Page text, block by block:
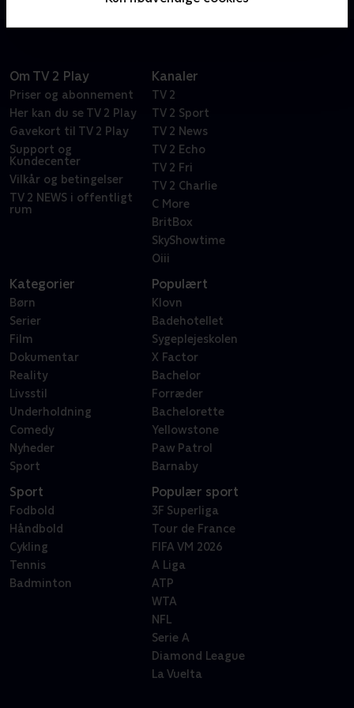
Om TV 2 Play
Priser og abonnement
Her kan du se TV 2 Play
Gavekort til TV 2 Play
Support og
Kundecenter
Vilkår og betingelser
TV 2 NEWS i offentligt
rum
Kanaler
TV 2
TV 2 Sport
TV 2 News
TV 2 Echo
TV 2 Fri
TV 2 Charlie
C More
BritBox
SkyShowtime
Oiii
Kategorier
Børn
Serier
Film
Dokumentar
Reality
Livsstil
Underholdning
Comedy
Nyheder
Sport
Populært
Klovn
Badehotellet
Sygeplejeskolen
X Factor
Bachelor
Forræder
Bachelorette
Yellowstone
Paw Patrol
Barnaby
Sport
Fodbold
Håndbold
Cykling
Tennis
Badminton
Populær sport
3F Superliga
Tour de France
FIFA VM 2026
A Liga
ATP
WTA
NFL
Serie A
Diamond League
La Vuelta